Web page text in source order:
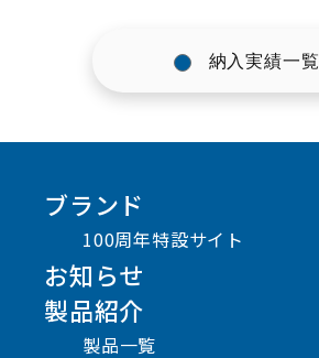
納入実績一覧
ブランド
100周年特設サイト
お知らせ
製品紹介
製品一覧